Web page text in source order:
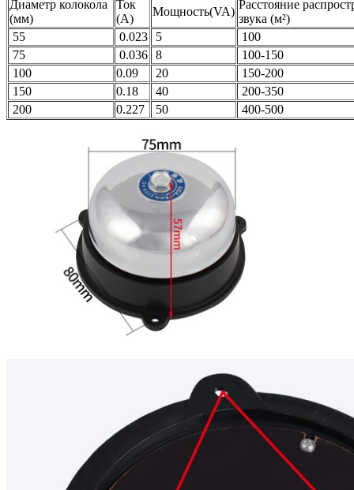
Диаметр колокола
(мм)
Ток
(А)
Мощность(VA)
Расстояние
звука (м²)
55
0.023 5
100
75
0.036 8
100-150
100
0.09 20
150-200
150
0.18 40
200-350
200
0.227 50 400-500